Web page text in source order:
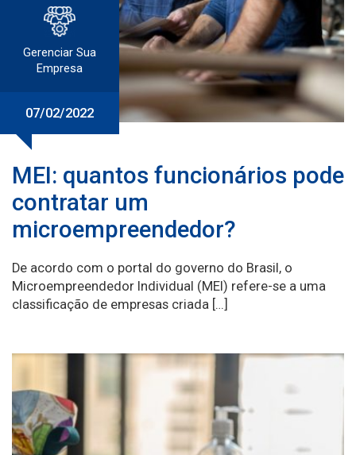
Gerenciar Sua
Empresa
07/02/2022
MEI: quantos funcionários pode
contratar um
microempreendedor?
De acordo com o portal do governo do Brasil, o
Microempreendedor Individual (MEI) refere-se a uma
classificação de empresas criada […]